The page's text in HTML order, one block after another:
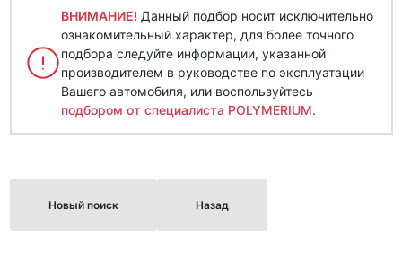
ВНИМАНИЕ! Данный подбор носит исключительно
ознакомительный характер, для более точного
подбора следуйте информации, указанной
производителем в руководстве по эксплуатации
Вашего автомобиля, или воспользуйтесь
подбором от специалиста POLYMERIUM.
Новый поиск Назад